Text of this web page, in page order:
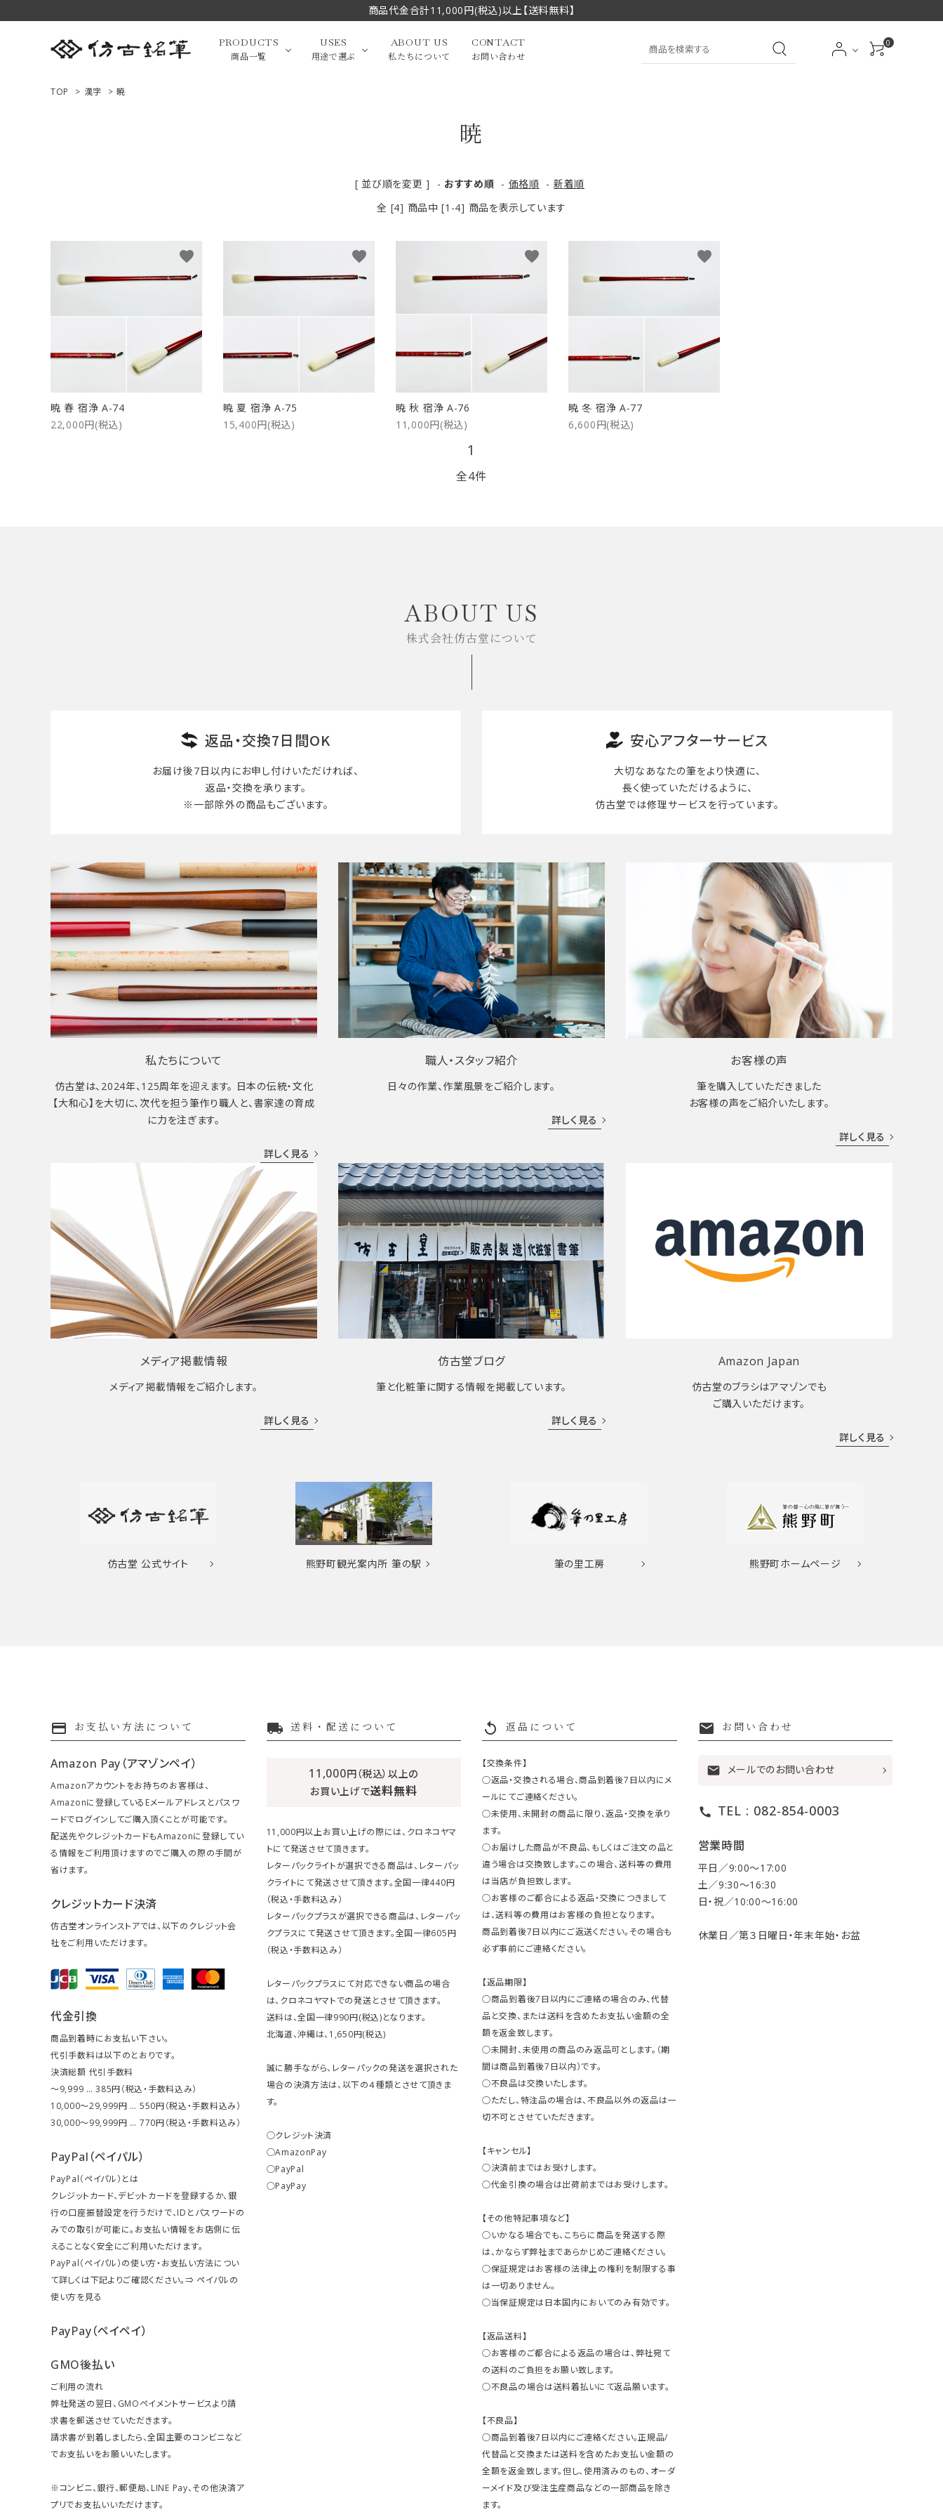
商品代金合計11,000円(税込)以上【送料無料】
PRODUCTS
商品一覧
大中筆（半切・条幅以
小筆
限定品・セット品
オプション・その他
USES
用途で選ぶ
写経・御朱印 画筆・絵てがみ
贈り物（限定セット） 洗浄剤・その他
リップブラシ 贈り物（限定セット）
ABOUT US
私たちについて
CONTACT
お問い合わせ
0
商品一覧
用途で選ぶ
特定商取引法について
TOP > 漢字 > 暁
暁
[ 並び順を変更 ] - おすすめ順 - 価格順 - 新着順
全 [4] 商品中 [1-4] 商品を表示しています
暁 春 宿浄 A-74
22,000円(税込)
favorite
暁 夏 宿浄 A-75
15,400円(税込)
favorite
暁 秋 宿浄 A-76
11,000円(税込)
favorite
暁 冬 宿浄 A-77
6,600円(税込)
favorite
1
全4件
ABOUT US
株式会社仿古堂について
返品・交換7日間OK
お届け後7日以内にお申し付けいただければ、
返品・交換を承ります。
※一部除外の商品もございます。
安心アフターサービス
大切なあなたの筆をより快適に、
長く使って いただけるように、
仿古堂では修理サービスを行っています。
私たちについて
仿古堂は、2024年、125周年を迎えます。 日本の伝統・文化
【大和心】を大切に、次代を担う筆作り職人と、書家達の育成
に力を注ぎます。
詳しく見る
職人・スタッフ紹介
日々の作業、作業風景をご紹介します。
詳しく見る
お客様の声
筆を購入していただきました
お客様の声をご紹介いたします。
詳しく見る
メディア掲載情報
メディア掲載情報をご紹介します。
詳しく見る
仿古堂ブログ
筆と化粧筆に関する情報を掲載しています。
詳しく見る
Amazon Japan
仿古堂のブラシはアマゾンでも
ご購入いただけます。
詳しく見る
仿古堂 公式サイト 熊野町観光案内所 筆の駅 筆の里工房 熊野町ホームページ
payment お支払い方法について
Amazon Pay（アマゾンペイ）
Amazonアカウントをお持ちのお客様は、
Amazonに登録しているEメールアドレスとパスワ
ードでログインしてご購入頂くことが可能です。
配送先やクレジットカードもAmazonに登録してい
る情報をご利用頂けますのでご購入の際の手間が
省けます。
クレジットカード決済
仿古堂オンラインストアでは、以下のクレジット会
社をご利用いただけます。
代金引換
商品到着時にお支払い下さい。
代引手数料は以下のとおりです。
決済総額 代引手数料
～9,999 … 385円（税込・手数料込み）
10,000～29,999円 … 550円（税込・手数料込み）
30,000～99,999円 … 770円（税込・手数料込み）
PayPal（ペイパル）
PayPal（ペイパル）とは
クレジットカード、デビットカードを登録するか、銀
行の口座振替設定を行うだけで、IDとパスワードの
みでの取引が可能に。お支払い情報をお店側に伝
えることなく安全にご利用いただけます。
PayPal（ペイパル）の使い方・お支払い方法につい
て詳しくは下記よりご確認ください。⇒ ペイパルの
使い方を見る
PayPay（ペイペイ）
GMO後払い
ご利用の流れ
弊社発送の翌日、GMOペイメントサービスより請
求書を郵送させていただきます。
請求書が到着しましたら、全国主要のコンビニなど
でお支払いをお願いいたします。
※コンビニ、銀行、郵便局、LINE Pay、その他決済ア
プリでお支払いいただけます。
local_shipping 送料・配送について
11,000円（税込）以上の
お買い上げで送料無料
11,000円以上お買い上げの際には、クロネコヤマ
トにて発送させて頂きます。
レターパックライトが選択できる商品は、レターパッ
クライトにて発送させて頂きます。全国一律440円
（税込・手数料込み）
レターパックプラスが選択できる商品は、レターパッ
クプラスにて発送させて頂きます。全国一律605円
（税込・手数料込み）
レターパックプラスにて対応できない商品の場合
は、クロネコヤマトでの発送とさせて頂きます。
送料は、全国一律990円(税込)となります。
北海道、沖縄は、1,650円(税込)
誠に勝手ながら、レターパックの発送を選択された
場合の決済方法は、以下の４種類とさせて頂きま
す。
○クレジット決済
○AmazonPay
○PayPal
○PayPay
replay 返品について
【交換条件】
○返品・交換される場合、商品到着後7日以内にメ
ールにてご連絡ください。
○未使用、未開封の商品に限り、返品・交換を承り
ます。
○お届けした商品が不良品、もしくはご注文の品と
違う場合は交換致します。この場合、送料等の費用
は当店が負担致します。
○お客様のご都合による返品・交換につきまして
は、送料等の費用はお客様の負担となります。
商品到着後7日以内にご返送ください。その場合も
必ず事前にご連絡ください。
【返品期限】
○商品到着後7日以内にご連絡の場合のみ、代替
品と交換、または送料を含めたお支払い金額の全
額を返金致します。
○未開封、未使用の商品のみ返品可とします。（期
間は商品到着後7日以内）です。
○不良品は交換いたします。
○ただし、特注品の場合は、不良品以外の返品は一
切不可とさせていただきます。
【キャンセル】
○決済前まではお受けします。
○代金引換の場合は出荷前まではお受けします。
【その他特記事項など】
○いかなる場合でも、こちらに商品を発送する際
は、かならず弊社まであらかじめご連絡ください。
○保証規定はお客様の法律上の権利を制限する事
は一切ありません。
○当保証規定は日本国内においてのみ有効です。
【返品送料】
○お客様のご都合による返品の場合は、弊社宛て
の送料のご負担をお願い致します。
○不良品の場合は送料着払いにて返品願います。
【不良品】
○商品到着後7日以内にご連絡ください。正規品/
代替品と交換または送料を含めたお支払い金額の
全額を返金致します。但し、使用済みのもの、オーダ
ーメイド及び受注生産商品などの一部商品を除き
ます。
mail お問い合わせ
mail メールでのお問い合わせ
call TEL : 082-854-0003
営業時間
平日／9:00〜17:00
土／9:30〜16:30
日・祝／10:00〜16:00
休業日／第３日曜日・年末年始・お盆